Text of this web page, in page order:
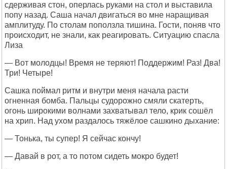
сдерживая стон, оперлась руками на стол и выставила
попу назад. Саша начал двигаться во мне наращивая
амплитуду. По столам поползла тишина. Гости, поняв что
происходит, не знали, как реагировать. Ситуацию спасла
Лиза
— Вот молодцы! Время не теряют! Поддержим! Раз! Два!
Три! Четыре!
Сашка поймал ритм и внутри меня начала расти
огненная бомба. Пальцы судорожно смяли скатерть,
огонь широкими волнами захватывал тело, крик сошёл
на хрип. Над ухом раздалось тяжёлое сашкино дыхание:
— Тонька, ты супер! Я сейчас кончу!
— Давай в рот, а то потом сидеть мокро будет!